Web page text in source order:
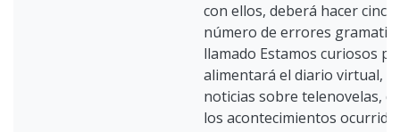
con ellos, deberá hacer
número de errores
llamado Estamos curiosos
alimentará el diario virtual,
noticias sobre telenovelas,
los acontecimientos